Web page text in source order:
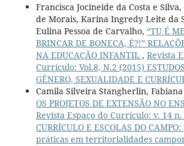
Francisca Jocineide da Costa e
de Morais, Karina Ingredy Leite da
Eulina Pessoa de Carvalho, “TU É
BRINCAR DE BONECA, É?!”
NA EDUCAÇÃO INFANTIL , Revista
Currículo: Vol.8, N.2 (2015) ESTUDOS
GÊNERO, SEXUALIDADE E
Camila Silveira Stangherlin,
OS PROJETOS DE EXTENSÃO NO
Revista Espaço do Currículo: v. 14 n.
CURRÍCULO E ESCOLAS DO
práticas em territorialidades